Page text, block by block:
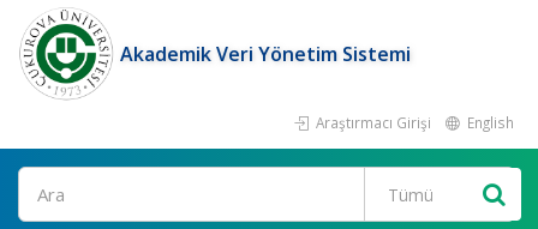
Akademik Veri Yönetim Sistemi
Araştırmacı Girişi English
Ara